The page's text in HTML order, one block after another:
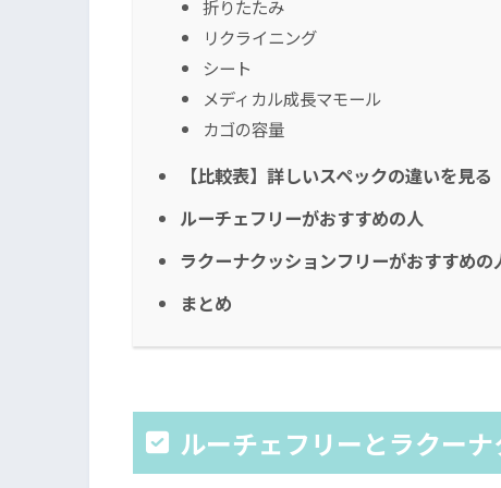
折りたたみ
リクライニング
シート
メディカル成長マモール
カゴの容量
【比較表】詳しいスペックの違いを見る
ルーチェフリーがおすすめの人
ラクーナクッションフリーがおすすめの
まとめ
ルーチェフリーとラクー